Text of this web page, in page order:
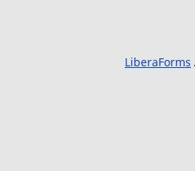
LiberaForms